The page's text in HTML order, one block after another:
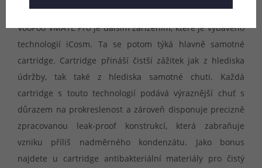
VooPoo VMATE Pro je dalším zařízením, které je vybaveno
technologií iCosm. Ta se potom týká hlavně samotné
cartridge. Cartridge přináší čistší zážitek jak z hlediska
údržby, tak také z hlediska samotné chuti. Každá
cartridge s touto technologií podává výraznější chuť s
důrazem na prokreslenost a zároveň disponuje precizně
zpracovanou leak-proof konstrukcí, která zabraňuje
vzniku příliš nadměrného kondenzátu. Jako bonus
najdete u cartridge antibakteriální materiály pro čistý